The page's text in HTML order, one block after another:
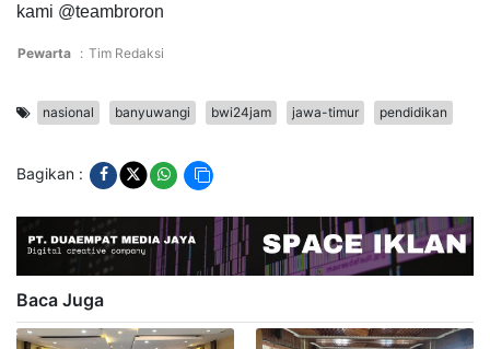
kami @teambroron
Pewarta : Tim Redaksi
nasional banyuwangi bwi24jam jawa-timur pendidikan
Bagikan :
Baca Juga